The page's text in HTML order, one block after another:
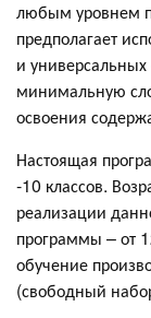
любым уровнем
предполагает
и
минимальную
освоения
Настоящая
-10 классов.
реализации
программы – от
обучение
(свободный